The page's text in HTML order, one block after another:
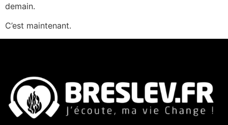
demain.
C’est maintenant.